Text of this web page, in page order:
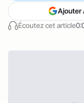
Écoutez cet article
Ajouter